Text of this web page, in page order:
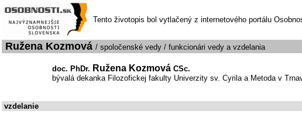
Tento životopis bol vytlačený z internetového portálu
Ružena Kozmová / spoločenské vedy / funkcionári vedy a vzdelania
doc. PhDr. Ružena Kozmová CSc.
bývalá dekanka Filozofickej fakulty Univerzity sv. Cyrila a Metoda v
vzdelanie